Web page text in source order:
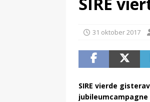
31 oktober 2017
SIRE vierde